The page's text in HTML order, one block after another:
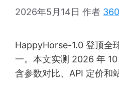
2026年5月14日 作者
HappyHorse-1.0 登顶全
一。本文实测 2026 年 10
含参数对比、API 定价和